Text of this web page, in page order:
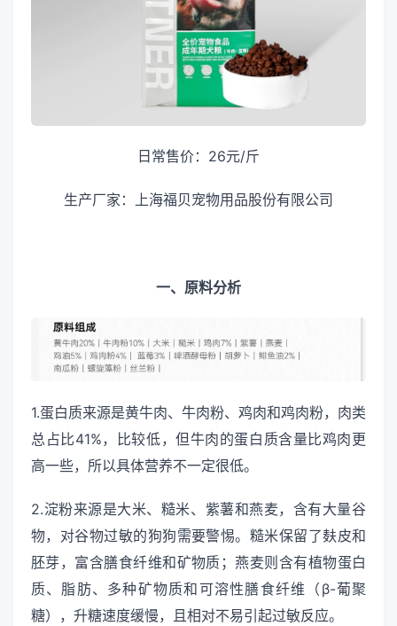
日常售价：26元/斤
生产厂家：上海福贝宠物用品股份有限公司
一、原料分析
1.蛋白质来源是黄牛肉、牛肉粉、鸡肉和鸡肉粉，肉类
总占比41%，比较低，但牛肉的蛋白质含量比鸡肉更
高一些，所以具体营养不一定很低。
2.淀粉来源是大米、糙米、紫薯和燕麦，含有大量谷
物，对谷物过敏的狗狗需要警惕。糙米保留了麸皮和
胚芽，富含膳食纤维和矿物质；燕麦则含有植物蛋白
质、脂肪、多种矿物质和可溶性膳食纤维（β-葡聚
糖），升糖速度缓慢，且相对不易引起过敏反应。